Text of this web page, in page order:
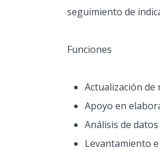
seguimiento de
Funciones
Actualización de
Apoyo en
Análisis de
Levantamiento